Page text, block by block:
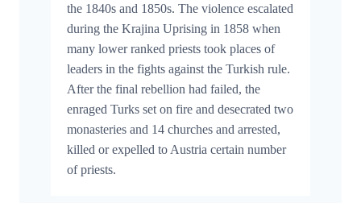
the 1840s and 1850s. The violence escalated
during the Krajina Uprising in 1858 when
many lower ranked priests took places of
leaders in the fights against the Turkish rule.
After the final rebellion had failed, the
enraged Turks set on fire and desecrated two
monasteries and 14 churches and arrested,
killed or expelled to Austria certain number
of priests.